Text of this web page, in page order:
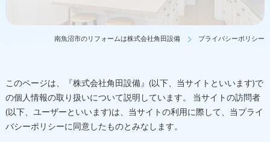
南魚沼市のリフォームは株式会社角田設備 プライバシーポリシー
このページは、『株式会社角田設備』(以下、当サイトといいます)で
の個人情報の取り扱いについて説明しています。 当サイトの訪問者
(以下、ユーザーといいます)は、当サイトの利用に際して、当プライ
バシーポリシーに同意したものとみなします。